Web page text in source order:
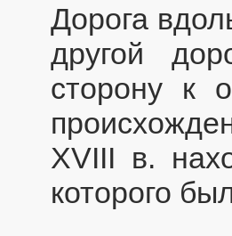
Дорога
другой
сторону к
XVIII в.
которого